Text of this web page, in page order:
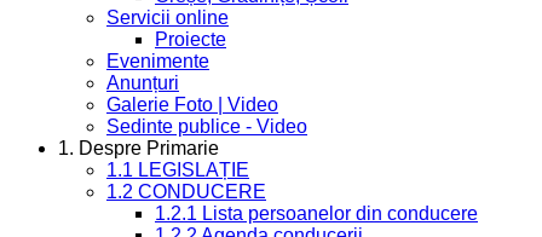
Servicii online
Proiecte
Evenimente
Anunțuri
Galerie Foto | Video
Sedinte publice - Video
1. Despre Primarie
1.1 LEGISLAȚIE
1.2 CONDUCERE
1.2.1 Lista persoanelor din conducere